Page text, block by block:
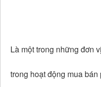
Là một trong những đơn
trong hoạt động mua